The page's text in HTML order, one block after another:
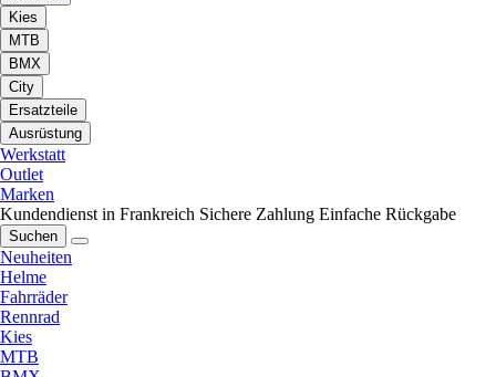
Kies
MTB
BMX
City
Ersatzteile
Ausrüstung
Werkstatt
Outlet
Marken
Kundendienst in Frankreich Sichere Zahlung Einfache Rückgabe
Suchen
Neuheiten
Helme
Fahrräder
Rennrad
Kies
MTB